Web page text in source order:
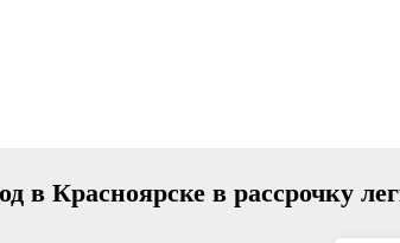
в Красноярске в рассрочку